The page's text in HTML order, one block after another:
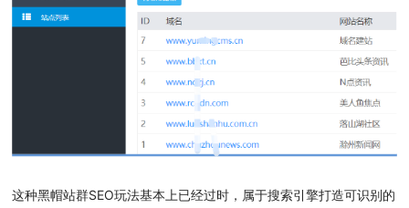
这种黑帽站群SEO玩法基本上已经过时，属于搜索引擎打造可识别的